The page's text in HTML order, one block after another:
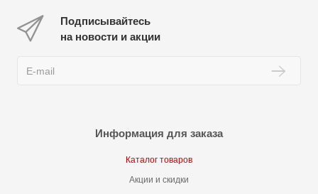
Подписывайтесь
на новости и акции
Информация для заказа
Каталог товаров
Акции и скидки